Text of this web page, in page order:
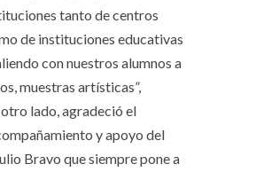
tanto de centros
de instituciones educativas
con nuestros alumnos a
muestras artísticas”,
lado, agradeció el
y apoyo del
Bravo que siempre pone a